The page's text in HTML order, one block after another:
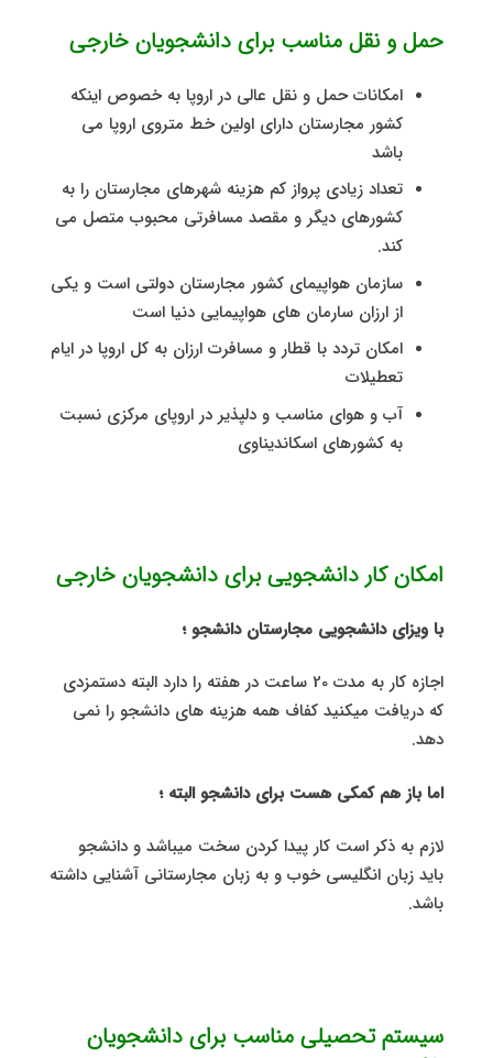
حمل و نقل مناسب برای دانشجویان خارجی
امکانات حمل و نقل عالی در اروپا به خصوص اینکه
کشور مجارستان دارای اولین خط متروی اروپا می
باشد
تعداد زیادی پرواز کم هزینه شهرهای مجارستان را به
کشورهای دیگر و مقصد مسافرتی محبوب متصل می
کند.
سازمان هواپیمای کشور مجارستان دولتی است و یکی
از ارزان سارمان های هواپیمایی دنیا است
امکان تردد با قطار و مسافرت ارزان به کل اروپا در ایام
تعطیلات
آب و هوای مناسب و دلپذیر در اروپای مرکزی نسبت
به کشورهای اسکاندیناوی
امکان کار دانشجویی برای دانشجویان خارجی
با ویزای دانشجویی مجارستان دانشجو ؛
اجازه کار به مدت 20 ساعت در هفته را دارد البته دستمزدی
که دریافت میکنید کفاف همه هزینه های دانشجو را نمی
دهد.
اما باز هم کمکی هست برای دانشجو البته ؛
لازم به ذکر است کار پیدا کردن سخت میباشد و دانشجو
باید زبان انگلیسی خوب و به زبان مجارستانی آشنایی داشته
باشد.
سیستم تحصیلی مناسب برای دانشجویان